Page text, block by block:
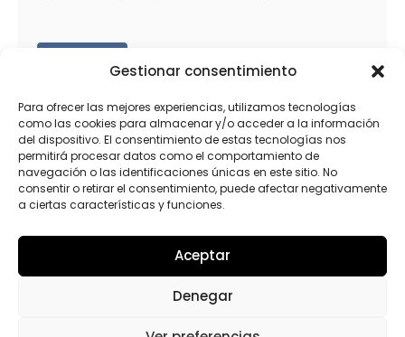
Gestionar consentimiento
Para ofrecer las mejores experiencias, utilizamos tecnologías
como las cookies para almacenar y/o acceder a la información
del dispositivo. El consentimiento de estas tecnologías nos
permitirá procesar datos como el comportamiento de
navegación o las identificaciones únicas en este sitio. No
consentir o retirar el consentimiento, puede afectar negativamente
a ciertas características y funciones.
Aceptar
Denegar
*
Productos relacionados